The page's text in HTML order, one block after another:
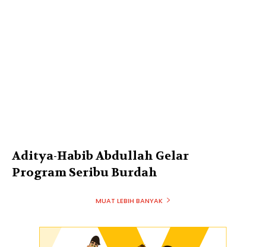
Aditya-Habib Abdullah Gelar
Program Seribu Burdah
MUAT LEBIH BANYAK